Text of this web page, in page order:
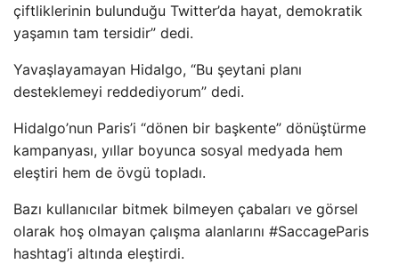
çiftliklerinin bulunduğu Twitter’da hayat, demokratik
yaşamın tam tersidir” dedi.
Yavaşlayamayan Hidalgo, “Bu şeytani planı
desteklemeyi reddediyorum” dedi.
Hidalgo’nun Paris’i “dönen bir başkente” dönüştürme
kampanyası, yıllar boyunca sosyal medyada hem
eleştiri hem de övgü topladı.
Bazı kullanıcılar bitmek bilmeyen çabaları ve görsel
olarak hoş olmayan çalışma alanlarını #SaccageParis
hashtag’i altında eleştirdi.